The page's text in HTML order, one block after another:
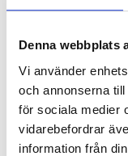
Denna webbplats
Vi använder
och annonserna
för sociala medier
vidarebefordrar
information från